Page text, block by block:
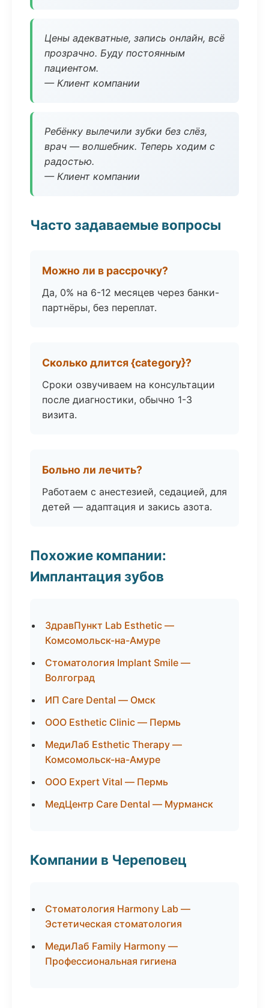
Цены адекватные, запись онлайн, всё
прозрачно. Буду постоянным
пациентом.
— Клиент компании
Ребёнку вылечили зубки без слёз,
врач — волшебник. Теперь ходим с
радостью.
— Клиент компании
Часто задаваемые вопросы
Можно ли в рассрочку?
Да, 0% на 6-12 месяцев через банки-
партнёры, без переплат.
Сколько длится {category}?
Сроки озвучиваем на консультации
после диагностики, обычно 1-3
визита.
Больно ли лечить?
Работаем с анестезией, седацией, для
детей — адаптация и закись азота.
Похожие компании:
Имплантация зубов
ЗдравПункт Lab Esthetic —
Комсомольск-на-Амуре
Стоматология Implant Smile —
Волгоград
ИП Care Dental — Омск
ООО Esthetic Clinic — Пермь
МедиЛаб Esthetic Therapy —
Комсомольск-на-Амуре
ООО Expert Vital — Пермь
МедЦентр Care Dental — Мурманск
Компании в Череповец
Стоматология Harmony Lab —
Эстетическая стоматология
МедиЛаб Family Harmony —
Профессиональная гигиена